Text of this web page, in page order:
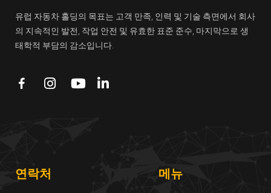
유럽 자동차 홀딩의 목표는 고객 만족, 인력 및 기술 측면에서 회사
의 지속적인 발전, 작업 안전 및 유효한 표준 준수, 마지막으로 생
태학적 부담의 감소입니다.
연락처 메뉴